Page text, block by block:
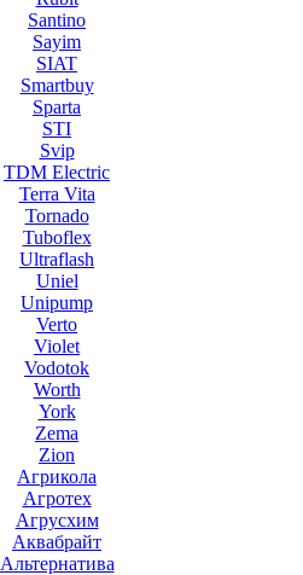
Santino
Sayim
SIAT
Smartbuy
Sparta
STI
Svip
TDM Electric
Terra Vita
Tornado
Tuboflex
Ultraflash
Uniel
Unipump
Verto
Violet
Vodotok
Worth
York
Zema
Zion
Агрикола
Агротех
Агрусхим
Аквабрайт
Альтернатива